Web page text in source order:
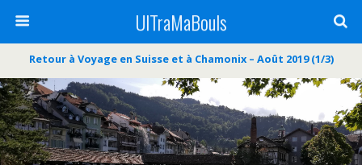
UlTraMaBouls
Retour à Voyage en Suisse et à Chamonix – Août 2019 (1/3)